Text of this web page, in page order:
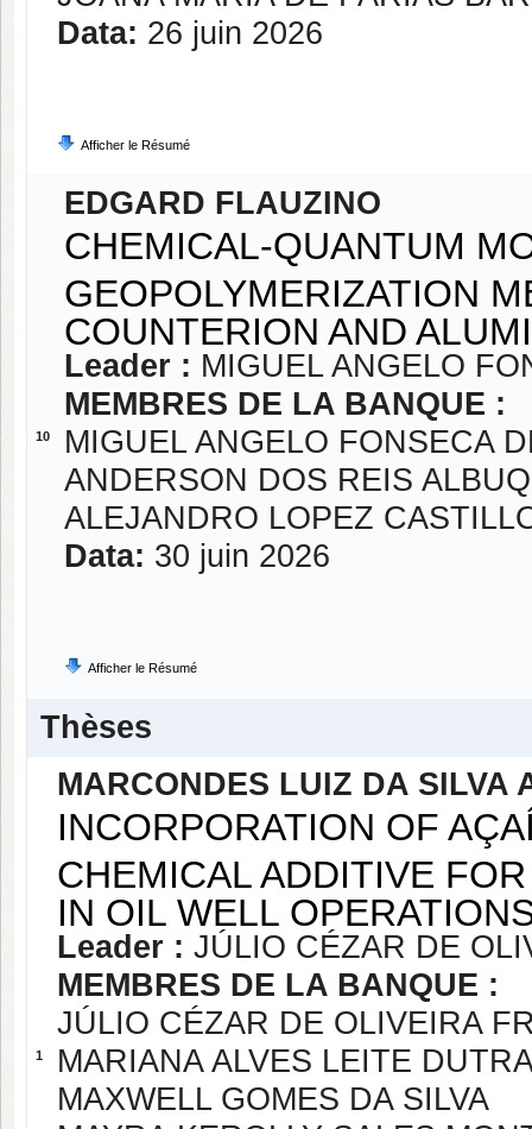
Data: 26 juin 2026
Afficher le Résumé
10
EDGARD FLAUZINO
CHEMICAL-QUANTUM
GEOPOLYMERIZATION
COUNTERION AND
Leader : MIGUEL ANGELO
MEMBRES DE LA BANQUE :
MIGUEL ANGELO FONSECA
ANDERSON DOS REIS
ALEJANDRO LOPEZ
Data: 30 juin 2026
Afficher le Résumé
Thèses
1
MARCONDES LUIZ DA SILVA
INCORPORATION OF
CHEMICAL ADDITIVE
IN OIL WELL
Leader : JÚLIO CÉZAR DE
MEMBRES DE LA BANQUE :
JÚLIO CÉZAR DE OLIVEIRA
MARIANA ALVES LEITE
MAXWELL GOMES DA SILVA